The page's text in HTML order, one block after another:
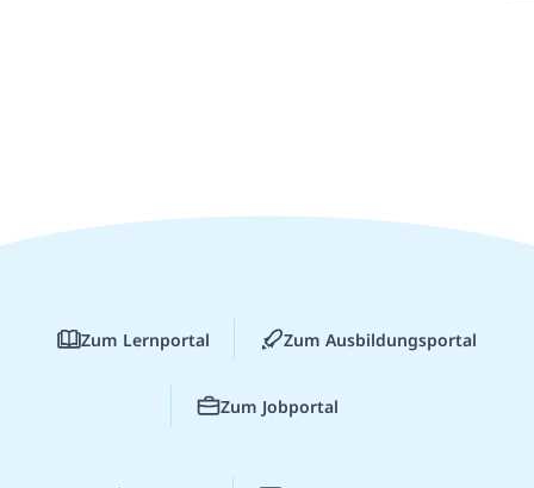
Zum Lernportal Zum Ausbildungsportal
Zum Jobportal